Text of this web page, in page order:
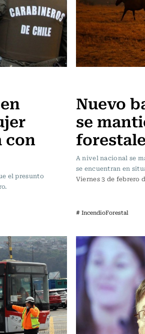
con
el presunto
Nuevo
se
A nivel nacional se
se encuentran en
Viernes 3 de febrero
# IncendioForestal